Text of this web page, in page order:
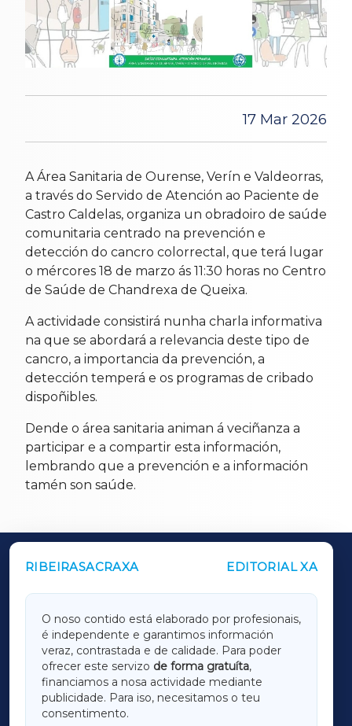
17 Mar 2026
A Área Sanitaria de Ourense, Verín e Valdeorras,
a través do Servido de Atención ao Paciente de
Castro Caldelas, organiza un obradoiro de saúde
comunitaria centrado na prevención e
detección do cancro colorrectal, que terá lugar
o mércores 18 de marzo ás 11:30 horas no Centro
de Saúde de Chandrexa de Queixa.
A actividade consistirá nunha charla informativa
na que se abordará a relevancia deste tipo de
cancro, a importancia da prevención, a
detección temperá e os programas de cribado
dispoñibles.
Dende o área sanitaria animan á veciñanza a
participar e a compartir esta información,
lembrando que a prevención e a información
tamén son saúde.
RIBEIRASACRAXA EDITORIAL XA
O noso contido está elaborado por profesionais,
é independente e garantimos información
veraz, contrastada e de calidade. Para poder
ofrecer este servizo de forma gratuíta,
financiamos a nosa actividade mediante
publicidade. Para iso, necesitamos o teu
consentimento.
OUTROS PERIÓDICOS
LUGOXA
TERRACHAXA